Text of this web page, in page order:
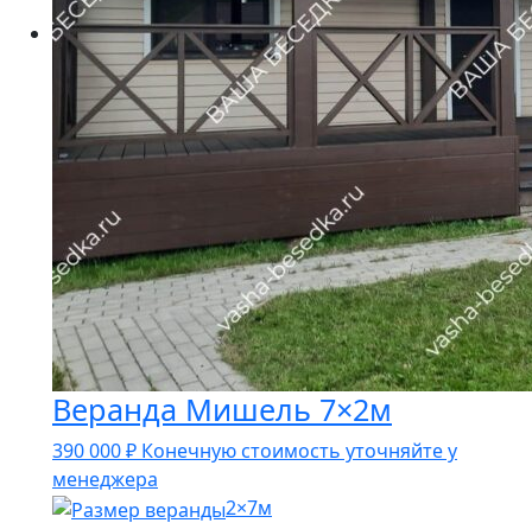
Веранда Мишель 7×2м
390 000₽ Конечную стоимость уточняйте у
менеджера
2×7м